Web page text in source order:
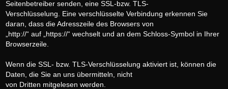
Seitenbetreiber senden, eine SSL-bzw. TLS-
Verschlüsselung. Eine verschlüsselte Verbindung erkennen Sie
daran, dass die Adresszeile des Browsers von
„http://“ auf „https://“ wechselt und an dem Schloss-Symbol in Ihrer
Browserzeile.
Wenn die SSL- bzw. TLS-Verschlüsselung aktiviert ist, können die
Daten, die Sie an uns übermitteln, nicht
von Dritten mitgelesen werden.